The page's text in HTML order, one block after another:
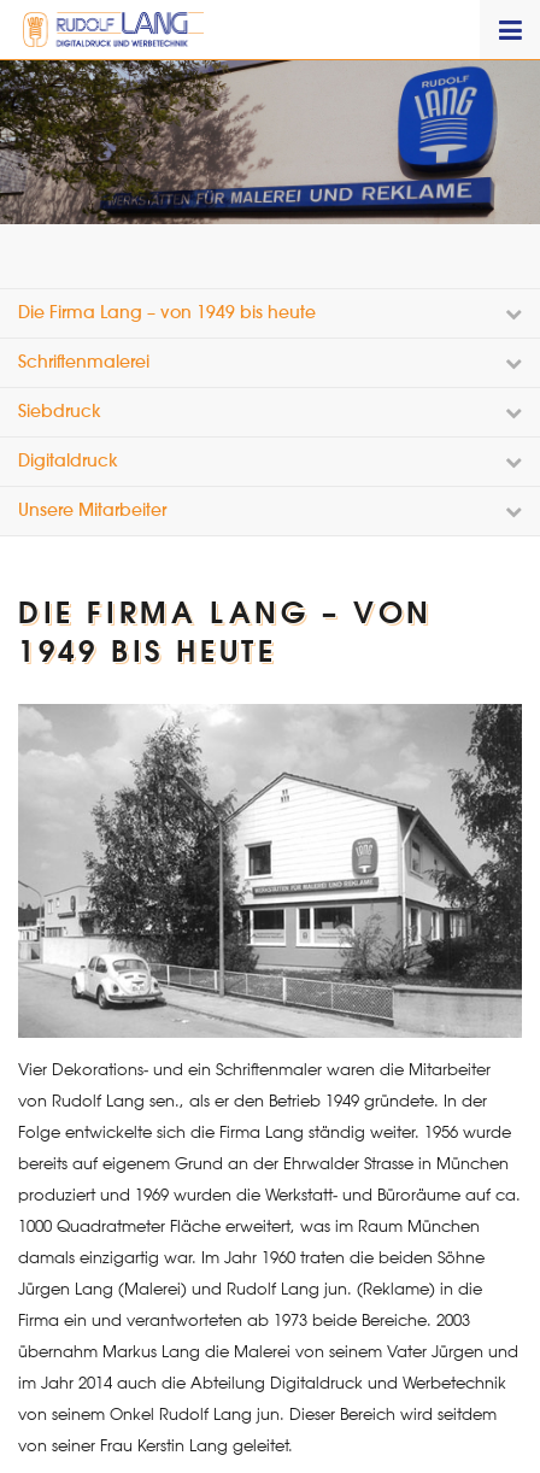
Die Firma Lang – von 1949 bis heute
Schriftenmalerei
Siebdruck
Digitaldruck
Unsere Mitarbeiter
DIE FIRMA LANG – VON
1949 BIS HEUTE
Vier Dekorations- und ein Schriftenmaler waren die Mitarbeiter
von Rudolf Lang sen., als er den Betrieb 1949 gründete. In der
Folge entwickelte sich die Firma Lang ständig weiter. 1956 wurde
bereits auf eigenem Grund an der Ehrwalder Strasse in München
produziert und 1969 wurden die Werkstatt- und Büroräume auf ca.
1000 Quadratmeter Fläche erweitert, was im Raum München
damals einzigartig war. Im Jahr 1960 traten die beiden Söhne
Jürgen Lang (Malerei) und Rudolf Lang jun. (Reklame) in die
Firma ein und verantworteten ab 1973 beide Bereiche. 2003
übernahm Markus Lang die Malerei von seinem Vater Jürgen und
im Jahr 2014 auch die Abteilung Digitaldruck und Werbetechnik
von seinem Onkel Rudolf Lang jun. Dieser Bereich wird seitdem
von seiner Frau Kerstin Lang geleitet.